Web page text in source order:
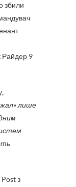
збили
Райдер 9
лише
з